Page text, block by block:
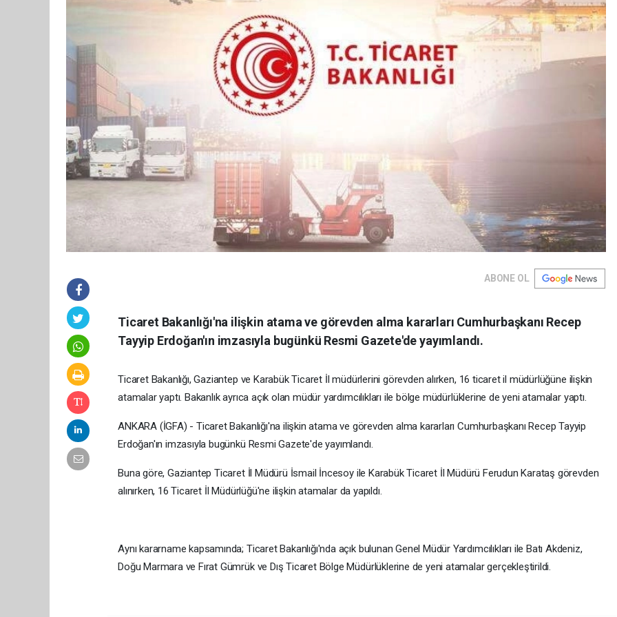
ABONE OL
Ticaret Bakanlığı'na ilişkin atama ve görevden alma kararları Cumhurbaşkanı Recep
Tayyip Erdoğan'ın imzasıyla bugünkü Resmi Gazete'de yayımlandı.
Ticaret Bakanlığı, Gaziantep ve Karabük Ticaret İl müdürlerini görevden alırken, 16 ticaret il müdürlüğüne ilişkin
atamalar yaptı. Bakanlık ayrıca açık olan müdür yardımcılıkları ile bölge müdürlüklerine de yeni atamalar yaptı.
ANKARA (İGFA) - Ticaret Bakanlığı'na ilişkin atama ve görevden alma kararları Cumhurbaşkanı Recep Tayyip
Erdoğan'ın imzasıyla bugünkü Resmi Gazete'de yayımlandı.
Buna göre, Gaziantep Ticaret İl Müdürü İsmail İncesoy ile Karabük Ticaret İl Müdürü Ferudun Karataş görevden
alınırken, 16 Ticaret İl Müdürlüğü'ne ilişkin atamalar da yapıldı.
Aynı kararname kapsamında; Ticaret Bakanlığı'nda açık bulunan Genel Müdür Yardımcılıkları ile Batı Akdeniz,
Doğu Marmara ve Fırat Gümrük ve Dış Ticaret Bölge Müdürlüklerine de yeni atamalar gerçekleştirildi.